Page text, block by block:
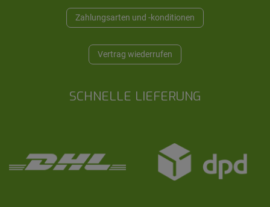
Zahlungsarten und -konditionen
Vertrag wiederrufen
SCHNELLE LIEFERUNG